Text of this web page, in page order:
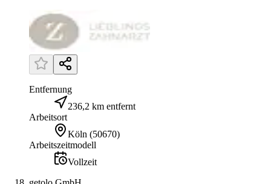
Entfernung
236,2 km entfernt
Arbeitsort
Köln (50670)
Arbeitszeitmodell
Vollzeit